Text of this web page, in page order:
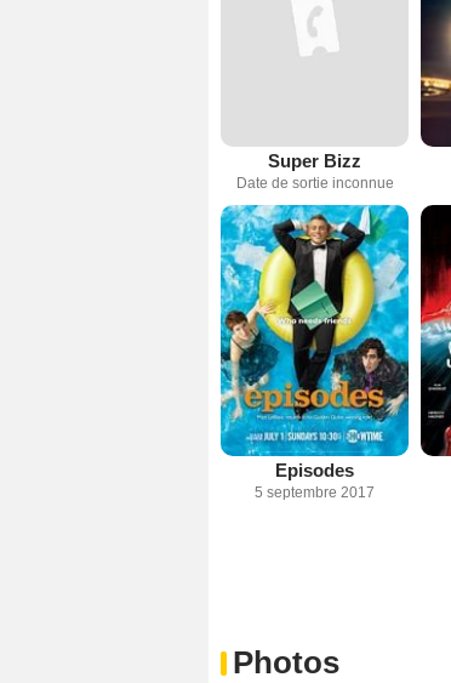
Super Bizz
Date de sortie inconnue
Episodes
5 septembre 2017
Photos